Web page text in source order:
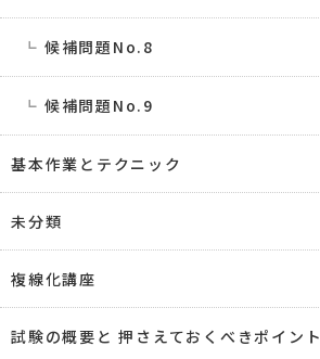
候補問題No.8
候補問題No.9
基本作業とテクニック
未分類
複線化講座
試験の概要と 押さえておくべきポイント